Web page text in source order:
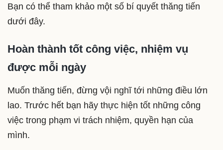
Bạn có thể tham khảo một số bí quyết thăng tiến
dưới đây.
Hoàn thành tốt công việc, nhiệm vụ
được mỗi ngày
Muốn thăng tiến, đừng vội nghĩ tới những điều lớn
lao. Trước hết bạn hãy thực hiện tốt những công
việc trong phạm vi trách nhiệm, quyền hạn của
mình.